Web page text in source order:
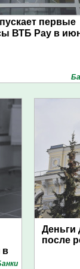
первые
ВТБ Pay в
в
Деньги
после